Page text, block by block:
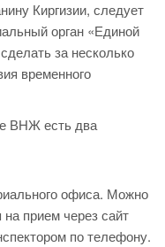
Киргизии, следует
орган «Единой
за несколько
временного
ВНЖ есть два
офиса. Можно
на прием через сайт
по телефону.